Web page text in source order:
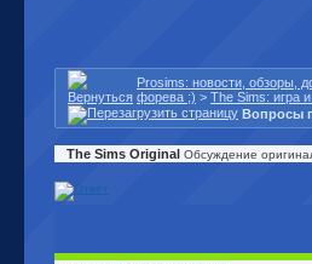
Prosims: новости, обзоры,
форева ;) > The Sims: игра
Вопросы
The Sims Original Обсуждение